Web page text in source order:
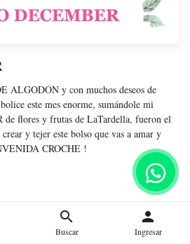
search
Buscar
person
Ingresar
ALGODÓN y con muchos deseos de
este mes enorme, sumándole mi
flores y frutas de LaTardella, fueron el
y tejer este bolso que vas a amar y
CROCHE !